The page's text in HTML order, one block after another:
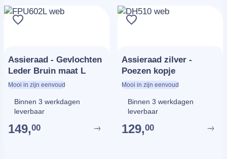
Assieraad - Gevlochten
Leder Bruin maat L
Mooi in zijn eenvoud
Binnen 3 werkdagen
leverbaar
149,00
Assieraad zilver -
Poezen kopje
Mooi in zijn eenvoud
Binnen 3 werkdagen
leverbaar
129,00